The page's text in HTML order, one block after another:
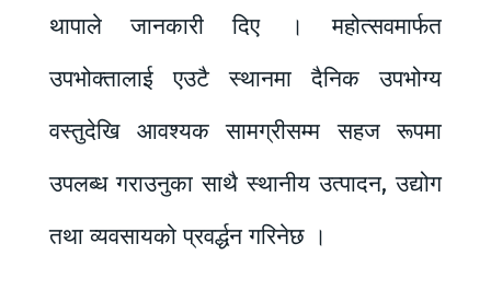
थापाले जानकारी दिए । महोत्सवमार्फत
उपभोक्तालाई एउटै स्थानमा दैनिक उपभोग्य
वस्तुदेखि आवश्यक सामग्रीसम्म सहज रूपमा
उपलब्ध गराउनुका साथै स्थानीय उत्पादन, उद्योग
तथा व्यवसायको प्रवर्द्धन गरिनेछ ।